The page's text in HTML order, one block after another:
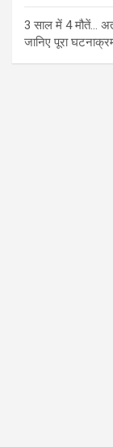
3 साल में 4 मौतें…
जानिए पूरा